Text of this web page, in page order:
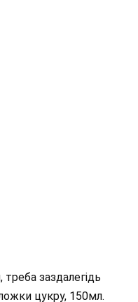
заздалегідь
цукру, 150мл.